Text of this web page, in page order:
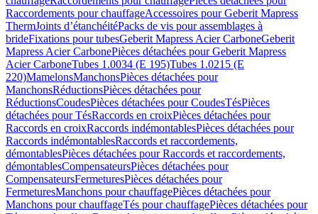
Raccordements pour chauffageAccessoires pour Geberit Mapress
ThermJoints d’étanchéitéPacks de vis pour assemblages à
brideFixations pour tubesGeberit Mapress Acier CarboneGeberit
Mapress Acier CarbonePièces détachées pour Geberit Mapress
Acier CarboneTubes 1.0034 (E 195)Tubes 1.0215 (E
220)MamelonsManchonsPièces détachées pour
ManchonsRéductionsPièces détachées pour
RéductionsCoudesPièces détachées pour CoudesTésPièces
détachées pour TésRaccords en croixPièces détachées pour
Raccords en croixRaccords indémontablesPièces détachées pour
Raccords indémontablesRaccords et raccordements,
démontablesPièces détachées pour Raccords et raccordements,
démontablesCompensateursPièces détachées pour
CompensateursFermeturesPièces détachées pour
FermeturesManchons pour chauffagePièces détachées pour
Manchons pour chauffageTés pour chauffagePièces détachées pour